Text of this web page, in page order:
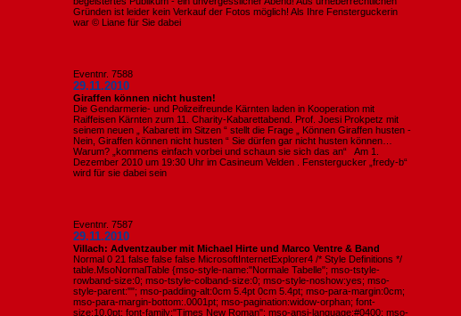
Gründen ist leider kein Verkauf der Fotos möglich! Als Ihre Fensterguckerin
war © Liane für Sie dabei
Eventnr. 7588
29.11.2010
Giraffen können nicht husten!
Die Gendarmerie- und Polizeifreunde Kärnten laden in Kooperation mit
Raiffeisen Kärnten zum 11. Charity-Kabarettabend. Prof. Joesi Prokpetz mit
seinem neuen „ Kabarett im Sitzen “ stellt die Frage „ Können Giraffen husten -
Nein, Giraffen können nicht husten “ Sie dürfen gar nicht husten können…
Warum? „kommens einfach vorbei und schaun sie sich das an“ Am 1.
Dezember 2010 um 19:30 Uhr im Casineum Velden . Fenstergucker „fredy-b“
wird für sie dabei sein
Eventnr. 7587
29.11.2010
Villach: Adventzauber mit Michael Hirte und Marco Ventre & Band
Normal 0 21 false false false MicrosoftInternetExplorer4 /* Style Definitions */
table.MsoNormalTable {mso-style-name:"Normale Tabelle"; mso-tstyle-
rowband-size:0; mso-tstyle-colband-size:0; mso-style-noshow:yes; mso-
style-parent:""; mso-padding-alt:0cm 5.4pt 0cm 5.4pt; mso-para-margin:0cm;
mso-para-margin-bottom:.0001pt; mso-pagination:widow-orphan; font-
size:10.0pt; font-family:"Times New Roman"; mso-ansi-language:#0400; mso-